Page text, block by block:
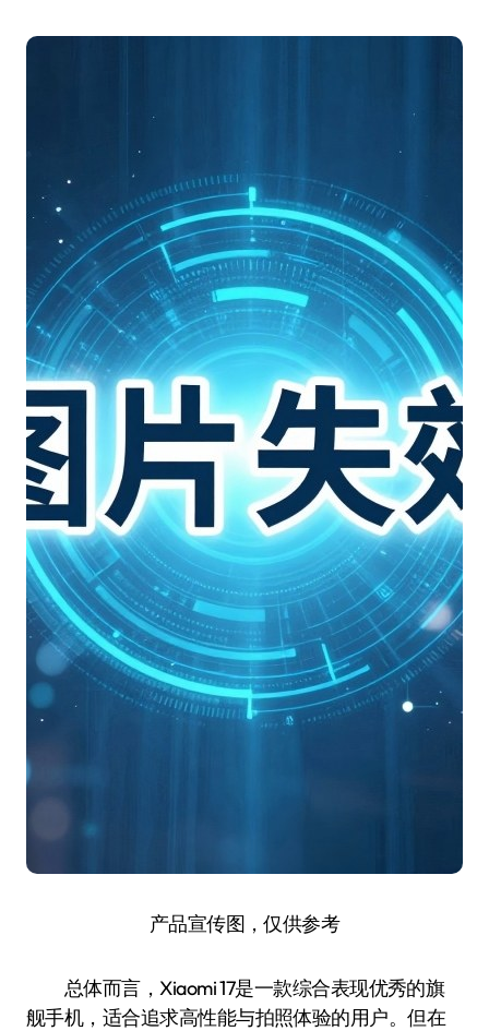
产品宣传图，仅供参考
总体而言，Xiaomi 17是一款综合表现优秀的旗
舰手机，适合追求高性能与拍照体验的用户。但在